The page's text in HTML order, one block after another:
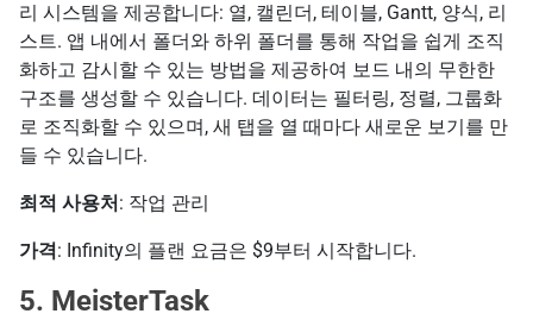
리 시스템을 제공합니다: 열, 캘린더, 테이블, Gantt, 양식, 리
스트. 앱 내에서 폴더와 하위 폴더를 통해 작업을 쉽게 조직
화하고 감시할 수 있는 방법을 제공하여 보드 내의 무한한
구조를 생성할 수 있습니다. 데이터는 필터링, 정렬, 그룹화
로 조직화할 수 있으며, 새 탭을 열 때마다 새로운 보기를 만
들 수 있습니다.
최적 사용처: 작업 관리
가격: Infinity의 플랜 요금은 $9부터 시작합니다.
5. MeisterTask